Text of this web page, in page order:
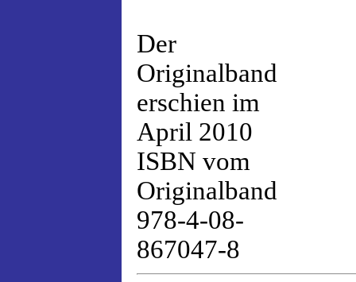
Der
Originalband
erschien im
April 2010
ISBN vom
Originalband
978-4-08-
867047-8